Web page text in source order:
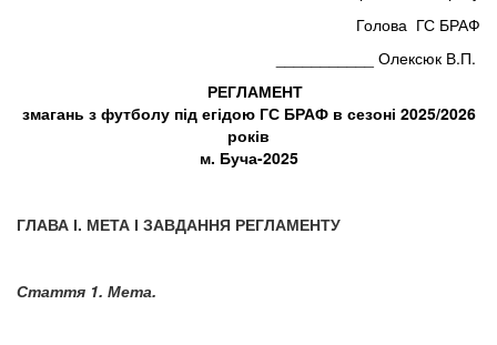
Голова ГС БРАФ
___________ Олексюк В.П.
РЕГЛАМЕНТ
змагань з футболу під егідою ГС БРАФ в сезоні 2025/2026
років
м. Буча-2025
ГЛАВА І. МЕТА І ЗАВДАННЯ РЕГЛАМЕНТУ
Стаття 1. Мета.